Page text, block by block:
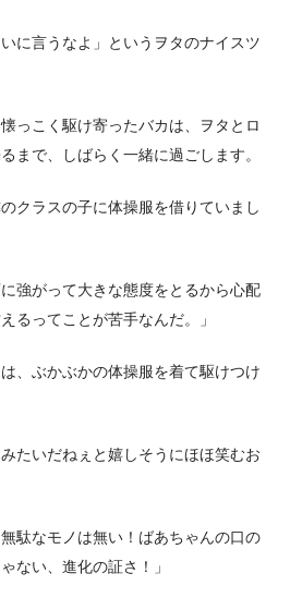
に言うなよ」というヲタのナイスツ
っこく駆け寄ったバカは、ヲタとロ
まで、しばらく一緒に過ごします。
クラスの子に体操服を借りていまし
強がって大きな態度をとるから心配
るってことが苦手なんだ。」
、ぶかぶかの体操服を着て駆けつけ
たいだねぇと嬉しそうにほほ笑むお
駄なモノは無い！ばあちゃんの口の
ない、進化の証さ！」